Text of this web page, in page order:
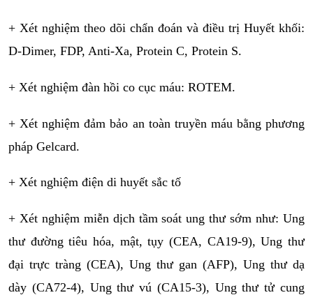
+ Xét nghiệm theo dõi chẩn đoán và điều trị Huyết khối:
D-Dimer, FDP, Anti-Xa, Protein C, Protein S.
+ Xét nghiệm đàn hồi co cục máu: ROTEM.
+ Xét nghiệm đảm bảo an toàn truyền máu bằng phương
pháp Gelcard.
+ Xét nghiệm điện di huyết sắc tố
+ Xét nghiệm miễn dịch tầm soát ung thư sớm như: Ung
thư đường tiêu hóa, mật, tụy (CEA, CA19-9), Ung thư
đại trực tràng (CEA), Ung thư gan (AFP), Ung thư dạ
dày (CA72-4), Ung thư vú (CA15-3), Ung thư tử cung